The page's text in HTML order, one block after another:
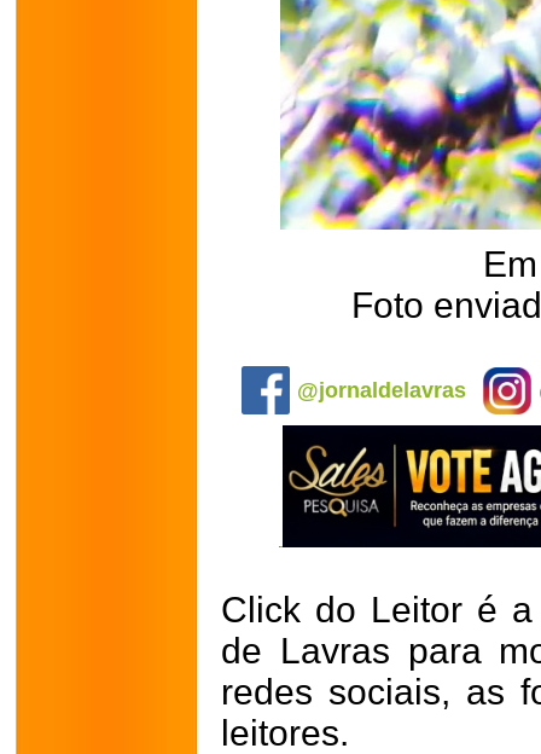
Foto
@jornaldelavras
Click do Leitor é
de Lavras para
redes sociais, as
leitores.